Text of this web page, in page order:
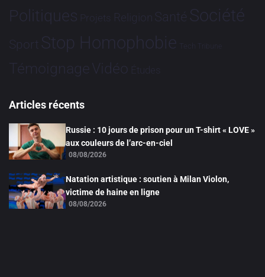
Politiques Projets Religion Santé Société
Sport Stop Homophobie Tech Tribune
TémoignageVidéo Études
Articles récents
Russie : 10 jours de prison pour un T-shirt « LOVE »
aux couleurs de l’arc-en-ciel
08/08/2026
Natation artistique : soutien à Milan Violon,
victime de haine en ligne
08/08/2026